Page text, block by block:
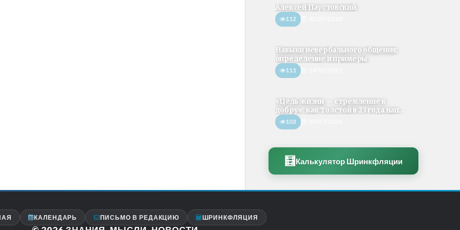
Алексей Паустовский
112
Навыки невербального общения:
определение и примеры
111
«Цель жизни — стремление к
добру»: как Толстой в 23 года нап...
103
🧮 Калькулятор Шринкфляции
КАЛЕНДАРЬ ПИСЬМО В РЕДАКЦИЮ ШРИНКФЛЯЦИЯ